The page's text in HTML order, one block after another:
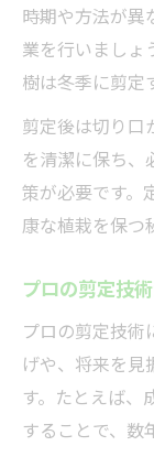
時期や方法が異
業を行いましょ
樹は冬季に剪定
剪定後は切り口
を清潔に保ち、
策が必要です。
康な植栽を保つ
プロの剪定技
プロの剪定技術
げや、将来を見
す。たとえば、
することで、数